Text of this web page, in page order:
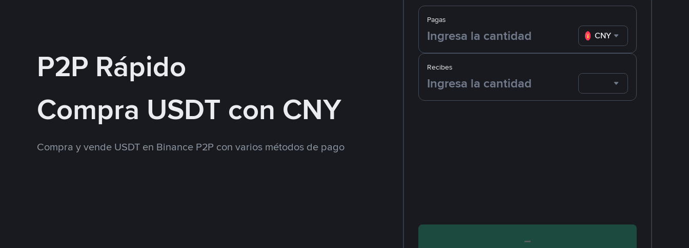
P2P Rápido
Compra USDT con CNY
Compra y vende USDT en Binance P2P con varios métodos de pago
Pagas
CNY
Recibes